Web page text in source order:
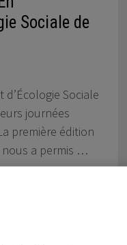
Sociale de
Sociale
journées
première édition
nous a permis …